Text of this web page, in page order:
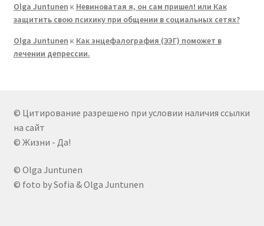
Olga Juntunen к Невиноватая я, он сам пришел! или Как
защитить свою психику при общении в социальных сетях?
Olga Juntunen к Как энцефалография (ЭЭГ) поможет в
лечении депрессии.
© Цитирование разрешено при условии наличия ссылки
на сайт
© Жизни - Да!
© Olga Juntunen
© foto by Sofia & Olga Juntunen